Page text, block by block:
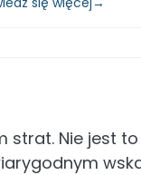
strat. Nie jest